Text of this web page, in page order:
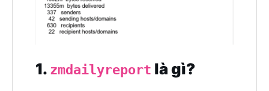
1. zmdailyreport là gì?